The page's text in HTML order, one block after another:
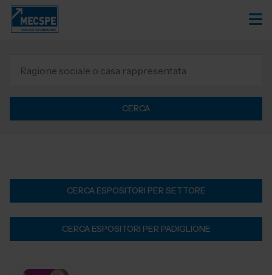
CERCA
CERCA ESPOSITORI PER SETTORE
CERCA ESPOSITORI PER PADIGLIONE